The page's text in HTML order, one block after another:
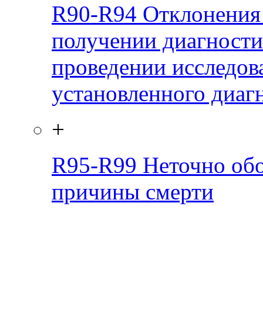
R90-R94
получении
проведении
установленного
+
R95-R99 Неточно
причины смерти